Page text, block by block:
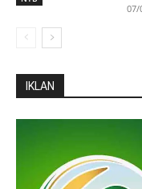
07/
IKLAN